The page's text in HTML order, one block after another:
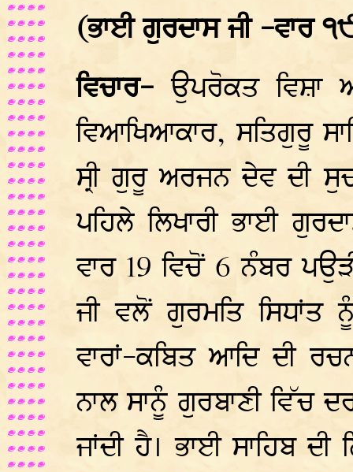
(ਭਾਈ ਗੁਰਦਾਸ ਜੀ -ਵਾਰ
ਵਿਚਾਰ-ਉਪਰੋਕਤ ਵਿਸ਼ਾ
ਵਿਆਖਿਆਕਾਰ, ਸਤਿਗੁਰੂ
ਸ੍ਰੀ ਗੁਰੂ ਅਰਜਨ ਦੇਵ ਦੀ
ਪਹਿਲੇ ਲਿਖਾਰੀ ਭਾਈ
ਵਾਰ 19 ਵਿਚੋਂ 6 ਨੰਬਰ
ਜੀ ਵਲੋਂ ਗੁਰਮਤਿ
ਵਾਰਾਂ-ਕਬਿਤ ਆਦਿ ਦੀ
ਨਾਲ ਸਾਨੂੰ ਗੁਰਬਾਣੀ ਵਿੱਚ
ਜਾਂਦੀ ਹੈ। ਭਾਈ ਸਾਹਿਬ